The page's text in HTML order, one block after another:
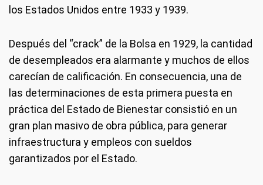
los Estados Unidos entre 1933 y 1939.
Después del “crack” de la Bolsa en 1929, la cantidad
de desempleados era alarmante y muchos de ellos
carecían de calificación. En consecuencia, una de
las determinaciones de esta primera puesta en
práctica del Estado de Bienestar consistió en un
gran plan masivo de obra pública, para generar
infraestructura y empleos con sueldos
garantizados por el Estado.